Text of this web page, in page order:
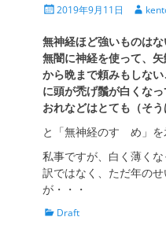
投
日
2019年9月11日
投
者
無神経ほど強いものはな
無闇に神経を使って、
から晩まで頼みもしな
に頭が禿げ鬚が白くなっ
おれなどはとても（そう
と「無神経のすゝめ」
私事ですが、白く薄く
訳ではなく、ただ年の
が・・・
カ Draft